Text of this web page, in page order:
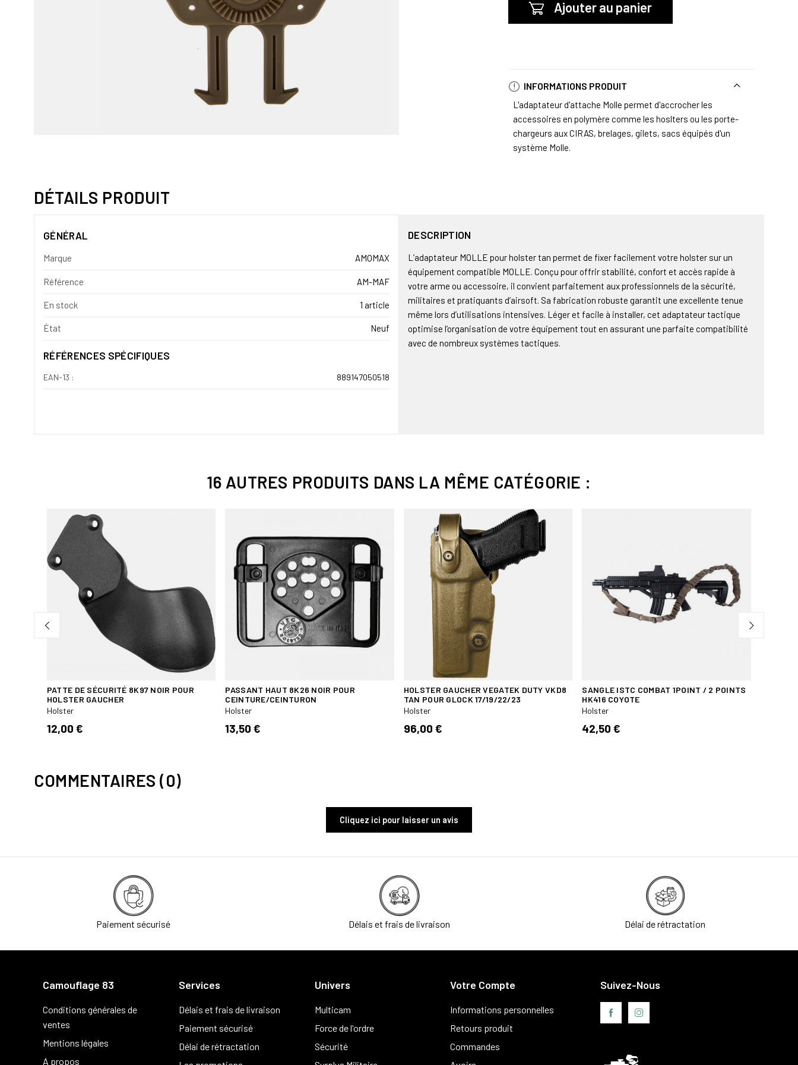
Ajouter au panier
INFORMATIONS PRODUIT
L'adaptateur d'attache Molle permet d'accrocher les
accessoires en polymère comme les hoslters ou les porte-
chargeurs aux CIRAS, brelages, gilets, sacs équipés d'un
système Molle.
DÉTAILS PRODUIT
GÉNÉRAL
Marque AMOMAX
Référence AM-MAF
En stock 1 article
État Neuf
RÉFÉRENCES SPÉCIFIQUES
EAN-13 : 889147050518
DESCRIPTION
L’adaptateur MOLLE pour holster tan permet de fixer facilement votre holster sur un
équipement compatible MOLLE. Conçu pour offrir stabilité, confort et accès rapide à
votre arme ou accessoire, il convient parfaitement aux professionnels de la sécurité,
militaires et pratiquants d’airsoft. Sa fabrication robuste garantit une excellente tenue
même lors d’utilisations intensives. Léger et facile à installer, cet adaptateur tactique
optimise l’organisation de votre équipement tout en assurant une parfaite compatibilité
avec de nombreux systèmes tactiques.
16 AUTRES PRODUITS DANS LA MÊME CATÉGORIE :
PATTE DE SÉCURITÉ 8K97 NOIR POUR
HOLSTER GAUCHER
Holster
12,00 €
PASSANT HAUT 8K26 NOIR POUR
CEINTURE/CEINTURON
Holster
13,50 €
HOLSTER GAUCHER VEGATEK DUTY VKD8
TAN POUR GLOCK 17/19/22/23
Holster
96,00 €
SANGLE ISTC COMBAT 1POINT / 2 POINTS
HK416 COYOTE
Holster
42,50 €
COMMENTAIRES (0)
Cliquez ici pour laisser un avis
Paiement sécurisé Délais et frais de livraison Délai de rétractation
Camouflage 83
Conditions générales de
ventes
Mentions légales
A propos
Services
Délais et frais de livraison
Paiement sécurisé
Délai de rétractation
Univers
Multicam
Force de l'ordre
Sécurité
Votre Compte
Informations personnelles
Retours produit
Commandes
Suivez-Nous